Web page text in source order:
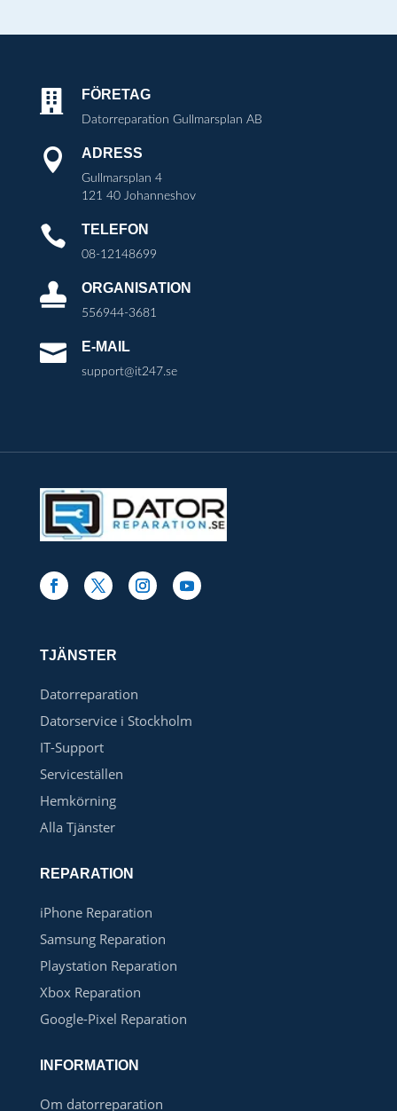
 FÖRETAG
Datorreparation Gullmarsplan AB
 ADRESS
Gullmarsplan 4
121 40 Johanneshov
 TELEFON
08-12148699
 ORGANISATION
556944-3681
 E-MAIL
support@it247.se
TJÄNSTER
Datorreparation
Datorservice i Stockholm
IT-Support
Serviceställen
Hemkörning
Alla Tjänster
REPARATION
iPhone Reparation
Samsung Reparation
Playstation Reparation
Xbox Reparation
Google-Pixel Reparation
INFORMATION
Om datorreparation